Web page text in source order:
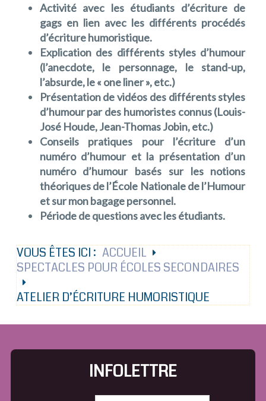
Activité avec les étudiants d’écriture de
gags en lien avec les différents procédés
d’écriture humoristique.
Explication des différents styles d’humour
(l’anecdote, le personnage, le stand-up,
l’absurde, le « one liner », etc.)
Présentation de vidéos des différents styles
d’humour par des humoristes connus (Louis-
José Houde, Jean-Thomas Jobin, etc.)
Conseils pratiques pour l’écriture d’un
numéro d’humour et la présentation d’un
numéro d’humour basés sur les notions
théoriques de l’École Nationale de l’Humour
et sur mon bagage personnel.
Période de questions avec les étudiants.
VOUS ÊTES ICI : ACCUEIL
SPECTACLES POUR ÉCOLES SECONDAIRES
ATELIER D’ÉCRITURE HUMORISTIQUE
INFOLETTRE